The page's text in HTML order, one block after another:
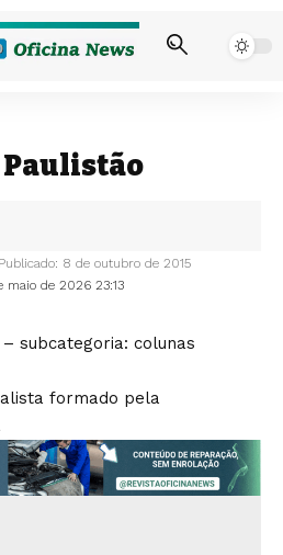
de 2026 23:13
8 de outubro de 2015
subcategoria: colunas
formado pela